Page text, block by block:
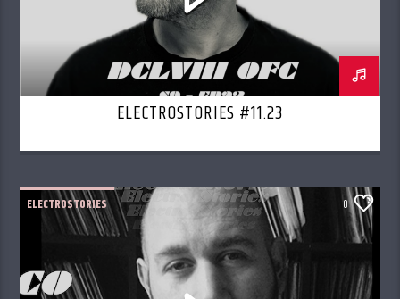
ELECTROSTORIES #11.23
ELECTROSTORIES 0